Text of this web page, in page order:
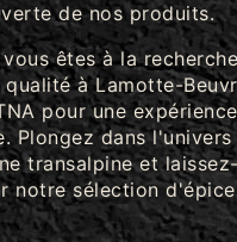
de nos produits.
êtes à la
à Lamotte-
pour une
Plongez dans
transalpine et
notre sélection